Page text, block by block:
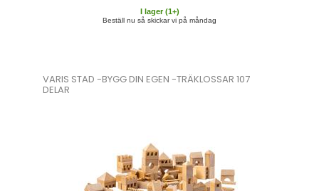
I lager (1+)
Beställ nu så skickar vi på måndag
VARIS STAD -BYGG DIN EGEN -TRÄKLOSSAR 107
DELAR